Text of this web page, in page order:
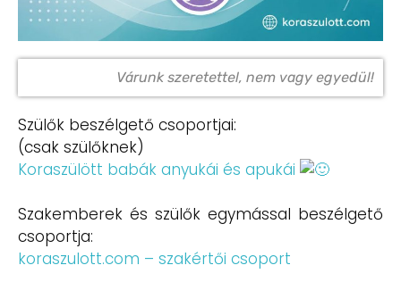
Várunk szeretettel, nem vagy egyedül!
Szülők beszélgető csoportjai:
(csak szülőknek)
Koraszülött babák anyukái és apukái
Szakemberek és szülők egymással beszélgető
csoportja:
koraszulott.com – szakértői csoport